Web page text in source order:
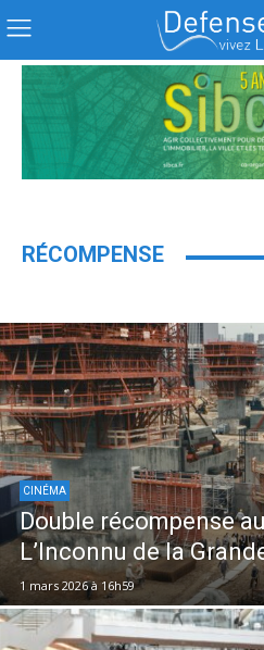
RÉCOMPENSE
CINÉMA
Double récompense
L’Inconnu de la
1 mars 2026 à 16h59